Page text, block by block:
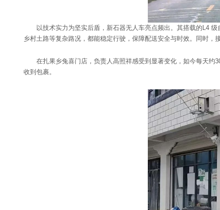
以技术实力为坚实后盾，新石器无人车亮点频出。其搭载的L4
乡村土路等复杂路况，都能稳定行驶，保障配送安全与时效。同时
在扎果乡兔喜门店，负责人高照祥感受到显著变化，如今每天
收到包裹。